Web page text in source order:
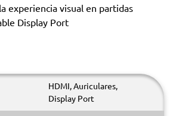
experiencia visual en partidas
Display Port
HDMI, Auriculares,
Display Port